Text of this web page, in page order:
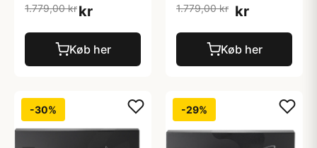
1.779,00 krkr
Køb her
1.779,00 kr kr
Køb her
-30% -29%